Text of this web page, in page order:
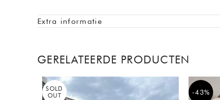
Extra informatie
GERELATEERDE PRODUCTEN
SOLD
OUT
-43%